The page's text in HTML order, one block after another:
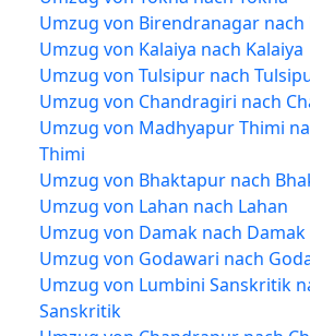
Umzug von Birendranagar
Umzug von Kalaiya nach Kalaiya
Umzug von Tulsipur nach
Umzug von Chandragiri nach
Umzug von Madhyapur Thimi
Thimi
Umzug von Bhaktapur nach
Umzug von Lahan nach Lahan
Umzug von Damak nach Damak
Umzug von Godawari nach
Umzug von Lumbini Sanskritik
Sanskritik